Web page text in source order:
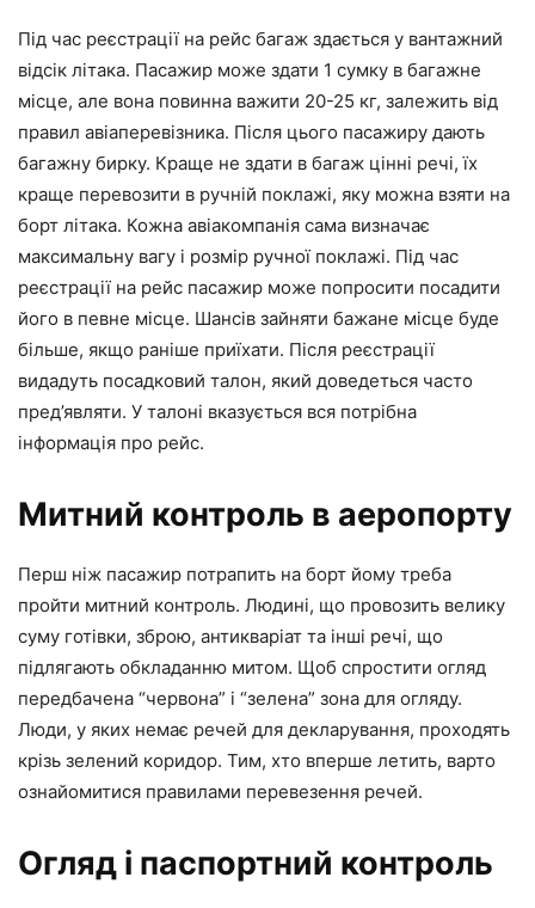
Під час реєстрації на рейс багаж здається у вантажний
відсік літака. Пасажир може здати 1 сумку в багажне
місце, але вона повинна важити 20-25 кг, залежить від
правил авіаперевізника. Після цього пасажиру дають
багажну бирку. Краще не здати в багаж цінні речі, їх
краще перевозити в ручній поклажі, яку можна взяти на
борт літака. Кожна авіакомпанія сама визначає
максимальну вагу і розмір ручної поклажі. Під час
реєстрації на рейс пасажир може попросити посадити
його в певне місце. Шансів зайняти бажане місце буде
більше, якщо раніше приїхати. Після реєстрації
видадуть посадковий талон, який доведеться часто
пред’являти. У талоні вказується вся потрібна
інформація про рейс.
Митний контроль в аеропорту
Перш ніж пасажир потрапить на борт йому треба
пройти митний контроль. Людині, що провозить велику
суму готівки, зброю, антикваріат та інші речі, що
підлягають обкладанню митом. Щоб спростити огляд
передбачена “червона” і “зелена” зона для огляду.
Люди, у яких немає речей для декларування, проходять
крізь зелений коридор. Тим, хто вперше летить, варто
ознайомитися правилами перевезення речей.
Огляд і паспортний контроль